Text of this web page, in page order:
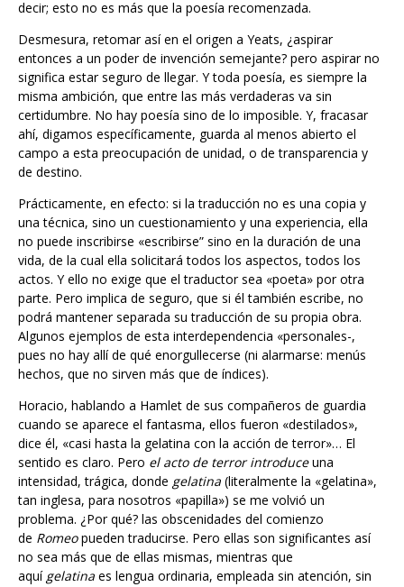
Desmesura, retomar así en el origen a Yeats, ¿aspirar
entonces a un poder de invención semejante? pero aspirar no
significa estar seguro de llegar. Y toda poesía, es siempre la
misma ambición, que entre las más verdaderas va sin
certidumbre. No hay poesía sino de lo imposible. Y, fracasar
ahí, digamos específicamente, guarda al menos abierto el
campo a esta preocupación de unidad, o de transparencia y
de destino.
una técnica, sino un cuestionamiento y una experiencia, ella
no puede inscribirse «escribirse” sino en la duración de una
vida, de la cual ella solicitará todos los aspectos, todos los
actos. Y ello no exige que el traductor sea «poeta» por otra
parte. Pero implica de seguro, que si él también escribe, no
podrá mantener separada su traducción de su propia obra.
Algunos ejemplos de esta interdependencia «personales-,
pues no hay allí de qué enorgullecerse (ni alarmarse: menús
hechos, que no sirven más que de índices).
Horacio, hablando a Hamlet de sus compañeros de guardia
cuando se aparece el fantasma, ellos fueron «destilados»,
dice él, «casi hasta la gelatina con la acción de terror»… El
sentido es claro. Peroel acto de terror introduceuna
intensidad, trágica, dondegelatina(literalmente la «gelatina»,
tan inglesa, para nosotros «papilla») se me volvió un
problema. ¿Por qué? las obscenidades del comienzo
deRomeo pueden traducirse. Pero ellas son significantes así
no sea más que de ellas mismas, mientras que
aquígelatinaes lengua ordinaria, empleada sin atención, sin
énfasis en el sentido.